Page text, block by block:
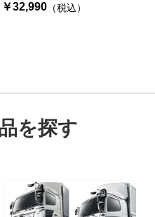
￥32,990（税込）
を探す